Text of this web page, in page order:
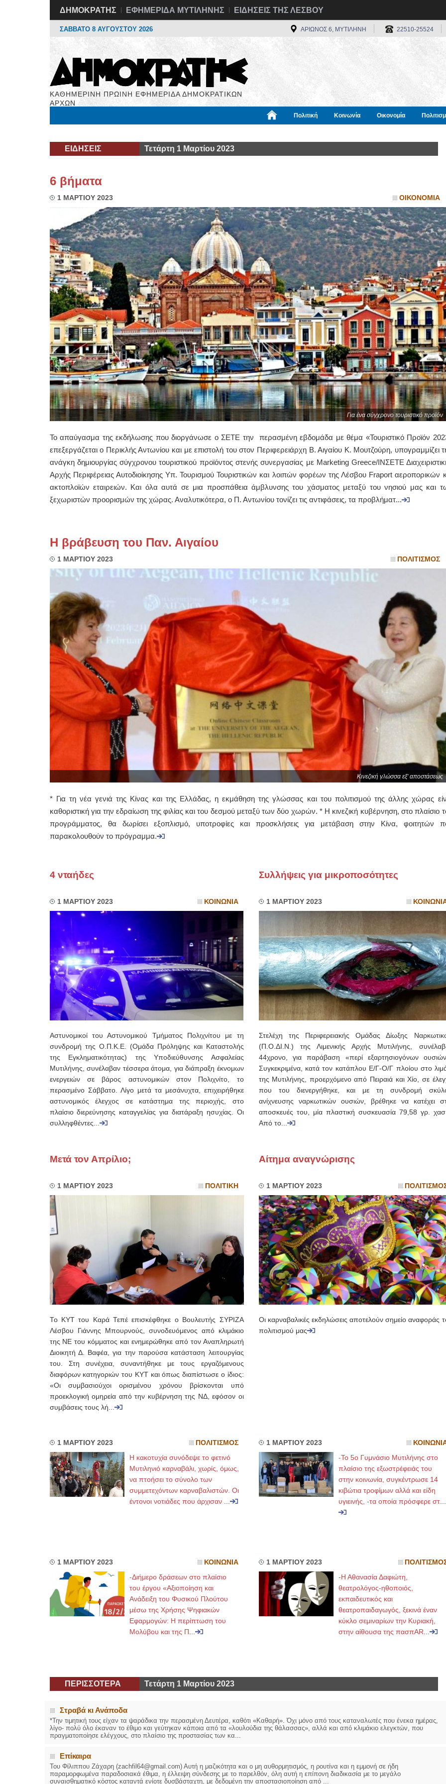
ΔΗΜΟΚΡΑΤΗΣ ΕΦΗΜΕΡΙΔΑ ΜΥΤΙΛΗΝΗΣ ΕΙΔΗΣΕΙΣ ΤΗΣ ΛΕΣΒΟΥ
ΣΑΒΒΑΤΟ 8 ΑΥΓΟΥΣΤΟΥ 2026 ΑΡΙΩΝΟΣ 6, ΜΥΤΙΛΗΝΗ 22510-25524
ΚΑΘΗΜΕΡΙΝΗ ΠΡΩΙΝΗ ΕΦΗΜΕΡΙΔΑ ΔΗΜΟΚΡΑΤΙΚΩΝ
ΑΡΧΩΝ
Πολιτική Κοινωνία Οικονομία
ΕΙΔΗΣΕΙΣ Τετάρτη 1 Μαρτίου 2023
6 βήματα
1 ΜΑΡΤΙΟΥ 2023 ΟΙΚΟΝΟΜΙΑ
Για ένα σύγχρονο τουριστικό προϊόν
Το απαύγασμα της εκδήλωσης που διοργάνωσε ο ΣΕΤΕ την περασμένη εβδομάδα με θέμα «Τουριστικό Προϊόν
επεξεργάζεται ο Περικλής Αντωνίου και με επιστολή του στον Περιφερειάρχη Β. Αιγαίου Κ. Μουτζούρη, υπογραμμίζει
ανάγκη δημιουργίας σύγχρονου τουριστικού προϊόντος στενής συνεργασίας με Marketing Greece/ΙΝΣΕΤΕ
Αρχής Περιφέρειας Αυτοδιοίκησης Υπ. Τουρισμού Τουριστικών και λοιπών φορέων της Λέσβου Fraport αεροπορικών
ακτοπλοϊών εταιρειών. Και όλα αυτά σε μια προσπάθεια άμβλυνσης του χάσματος μεταξύ του νησιού μας και
ξεχωριστών προορισμών της χώρας. Αναλυτικότερα, ο Π. Αντωνίου τονίζει τις αντιφάσεις, τα προβλήματ...
Η βράβευση του Παν. Αιγαίου
1 ΜΑΡΤΙΟΥ 2023 ΠΟΛΙΤΙΣΜΟΣ
Κινεζική γλώσσα εξ' αποστάσεως
* Για τη νέα γενιά της Κίνας και της Ελλάδας, η εκμάθηση της γλώσσας και του πολιτισμού της άλλης χώρας
καθοριστική για την εδραίωση της φιλίας και του δεσμού μεταξύ των δύο χωρών. * Η κινεζική κυβέρνηση, στο πλαίσιο
προγράμματος, θα δωρίσει εξοπλισμό, υποτροφίες και προσκλήσεις για μετάβαση στην Κίνα, φοιτητών
παρακολουθούν το πρόγραμμα.
4 νταήδες
1 ΜΑΡΤΙΟΥ 2023 ΚΟΙΝΩΝΙΑ
Αστυνομικοί του Αστυνομικού Τμήματος Πολιχνίτου με τη
συνδρομή της Ο.Π.Κ.Ε. (Ομάδα Πρόληψης και Καταστολής
της Εγκληματικότητας) της Υποδιεύθυνσης Ασφαλείας
Μυτιλήνης, συνέλαβαν τέσσερα άτομα, για διάπραξη έκνομων
ενεργειών σε βάρος αστυνομικών στον Πολιχνίτο, το
περασμένο Σάββατο. Λίγο μετά τα μεσάνυχτα, επιχειρήθηκε
αστυνομικός έλεγχος σε κατάστημα της περιοχής, στο
πλαίσιο διερεύνησης καταγγελίας για διατάραξη ησυχίας. Οι
συλληφθέντες...
Συλλήψεις για μικροποσότητες
1 ΜΑΡΤΙΟΥ 2023
Στελέχη της Περιφερειακής Ομάδας Δίωξης
(Π.Ο.ΔΙ.Ν.) της Λιμενικής Αρχής Μυτιλήνης,
44χρονο, για παράβαση «περί εξαρτησιογόνων
Συγκεκριμένα, κατά τον κατάπλου Ε/Γ-Ο/Γ πλοίου στο
της Μυτιλήνης, προερχόμενο από Πειραιά και Χίο, σε
που του διενεργήθηκε, και με τη συνδρομή
ανίχνευσης ναρκωτικών ουσιών, βρέθηκε να κατέχει
αποσκευές του, μία πλαστική συσκευασία 79,58 γρ.
Από το...
Μετά τον Απρίλιο;
1 ΜΑΡΤΙΟΥ 2023 ΠΟΛΙΤΙΚΗ
Το ΚΥΤ του Καρά Τεπέ επισκέφθηκε ο Βουλευτής ΣΥΡΙΖΑ
Λέσβου Γιάννης Μπουρνούς, συνοδευόμενος από κλιμάκιο
της ΝΕ του κόμματος και ενημερώθηκε από τον Αναπληρωτή
Διοικητή Δ. Βαφέα, για την παρούσα κατάσταση λειτουργίας
του. Στη συνέχεια, συναντήθηκε με τους εργαζόμενους
διαφόρων κατηγοριών του ΚΥΤ και όπως διαπίστωσε ο ίδιος:
«Οι συμβασιούχοι ορισμένου χρόνου βρίσκονται υπό
προεκλογική ομηρεία από την κυβέρνηση της ΝΔ, εφόσον οι
συμβάσεις τους λή...
Αίτημα αναγνώρισης
1 ΜΑΡΤΙΟΥ 2023
Οι καρναβαλικές εκδηλώσεις αποτελούν σημείο αναφοράς
πολιτισμού μας
1 ΜΑΡΤΙΟΥ 2023 ΠΟΛΙΤΙΣΜΟΣ
Η κακοτυχία συνόδεψε το φετινό
Μυτιληνιό καρναβάλι, χωρίς, όμως,
να πτοήσει το σύνολο των
συμμετεχόντων καρναβαλιστών. Οι
έντονοι νοτιάδες που άρχισαν
1 ΜΑΡΤΙΟΥ 2023
-Το 5ο Γυμνάσιο Μυτιλήνης στο
πλαίσιο της εξωστρέφειάς του
στην κοινωνία, συγκέντρωσε 14
κιβώτια τροφίμων αλλά και είδη
υγιεινής, -τα οποία πρόσφερε στ...
1 ΜΑΡΤΙΟΥ 2023 ΚΟΙΝΩΝΙΑ
-Διήμερο δράσεων στο πλαίσιο
του έργου «Αξιοποίηση και
Ανάδειξη του Φυσικού Πλούτου
μέσω της Χρήσης Ψηφιακών
Εφαρμογών: Η περίπτωση του
Μολύβου και της Π
1 ΜΑΡΤΙΟΥ 2023
-Η Αθανασία Δαφιώτη,
θεατρολόγος-ηθοποιός,
εκπαιδευτικός και
θεατροπαιδαγωγός, ξεκινά έναν
κύκλο σεμιναρίων την Κυριακή,
στην αίθουσα της πασπAR
ΠΕΡΙΣΣΟΤΕΡΑ Τετάρτη 1 Μαρτίου 2023
Στραβά κι Ανάποδα
*Την τιμητική τους είχαν τα ψαράδικα την περασμένη Δευτέρα, καθότι «Καθαρή». Όχι μόνο από τους καταναλωτές που ένεκα ημέρας,
λίγο- πολύ όλο έκαναν το έθιμο και γεύτηκαν κάποια από τα «λουλούδια της θάλασσας», αλλά και από κλιμάκιο ελεγκτών, που
πραγματοποίησε ελέγχους, στο πλαίσιο της προστασίας των κα...
Επίκαιρα
Του Φίλιππου Ζάχαρη (zachfil64@gmail.com) Αυτή η μαζικότητα και ο μη αυθορμητισμός, η ρουτίνα και η εμμονή σε ήδη
παραμορφωμένα παραδοσιακά έθιμα, η έλλειψη σύνδεσης με το παρελθόν, όλη αυτή η επίπονη διαδικασία με το μεγάλο
συναισθηματικό κόστος καταντά ενίοτε δυσβάσταχτη, με δεδομένη την αποστασιοποίηση από ...
ΙΩΑΝΝΗΣ Α. ΜΑΛΛΙΑΣ
ΧΕΙΡΟΥΡΓΟΣ
ΟΦΘΑΛΜΙΑΤΡΟΣ
Διδάκτωρ Ιατρικής Σχολής
Πανεπιστημίου Αθηνών
Χειρουργός Ωτορινολαρυγγολόγος
Έλενα Μπούμπα
Στρατιωτικός Ιατρός
Διπλωματούχος Ευρ.Ακαδημίας
Πάρνηθας 95-97 Αχαρναί
2102467085 & 6938502258
email- elenboumpa@gmail.com